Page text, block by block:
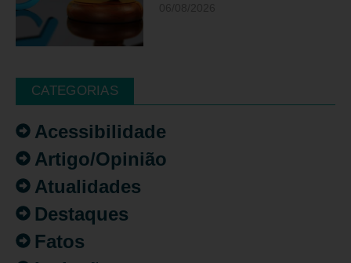
CATEGORIAS
Acessibilidade
Artigo/Opinião
Atualidades
Destaques
Fatos